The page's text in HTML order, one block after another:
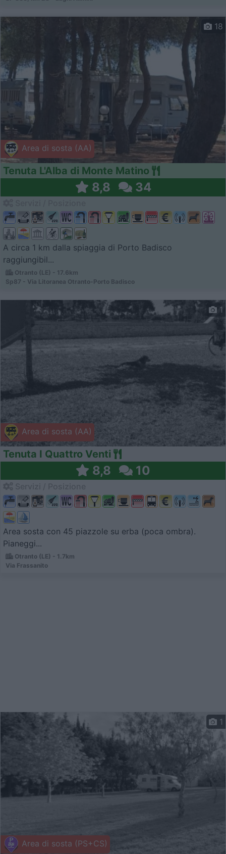
Area di sosta (AA)
18
Tenuta L'Alba di Monte Matino
8,8 34
A circa 1 km dalla spiaggia di Porto Badisco
raggiungibil...
Otranto (LE) - 17.6km
Sp87 - Via Litoranea Otranto-Porto Badisco
Area di sosta (AA)
1
Tenuta I Quattro Venti
8,8 10
Area sosta con 45 piazzole su erba (poca ombra).
Pianeggi...
Otranto (LE) - 1.7km
Via Frassanito
Area di sosta (PS+CS)
1